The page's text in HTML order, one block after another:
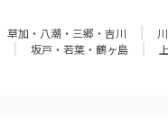
草加・八潮・三郷・吉川
坂戸・若葉・鶴ヶ島